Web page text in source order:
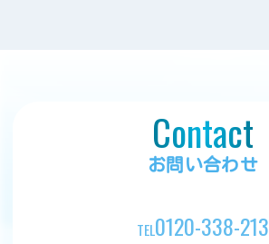
Contact
お問い合わせ
TEL0120-338-213